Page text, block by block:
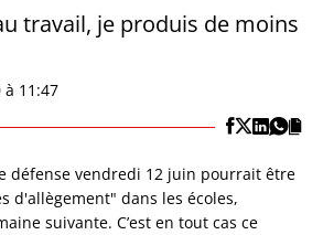
travail, je produis de moins
11:47
défense vendredi 12 juin pourrait être
d'allègement" dans les écoles,
suivante. C’est en tout cas ce